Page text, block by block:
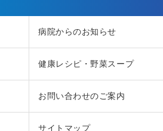
病院からのお知らせ
健康レシピ・野菜スープ
お問い合わせのご案内
サイトマップ